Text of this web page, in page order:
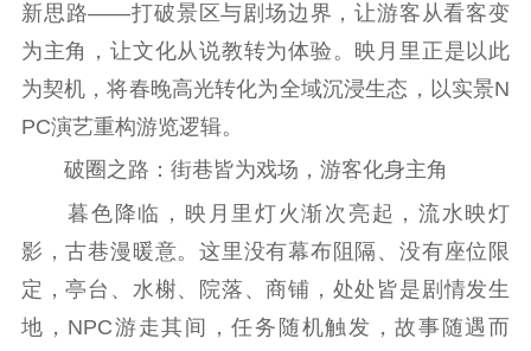
扫黄打非
电影工作
电影创作
机关党建
党建要闻 学习在线
文化人才
紫金人才 职称评审
新思路——打破景区与剧场边界，让游客从看客变
为主角，让文化从说教转为体验。映月里正是以此
为契机，将春晚高光转化为全域沉浸生态，以实景N
PC演艺重构游览逻辑。
破圈之路：街巷皆为戏场，游客化身主角
暮色降临，映月里灯火渐次亮起，流水映灯
影，古巷漫暖意。这里没有幕布阻隔、没有座位限
定，亭台、水榭、院落、商铺，处处皆是剧情发生
地，NPC游走其间，任务随机触发，故事随遇而